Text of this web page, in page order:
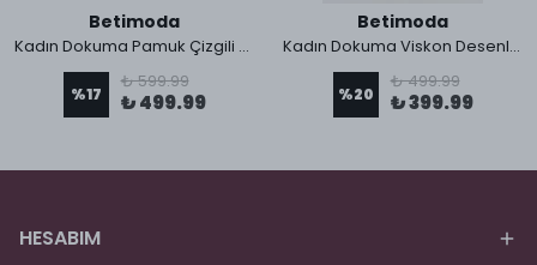
Betimoda
Kadın Dokuma Pamuk Çizgili Cepli Bol Kesim Oversize Palazzo Pantolon
%17
₺ 599.99
₺ 499.99
Betimoda
Kadın Dokuma Viskon Desenli Cepli Bol Kesim Oversize Palazzo Pantolon
%20
₺ 499.99
₺ 399.99
HESABIM